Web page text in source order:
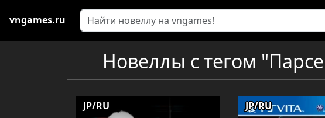
vngames.ru
Новеллы с тегом
JP/RU JP/RU